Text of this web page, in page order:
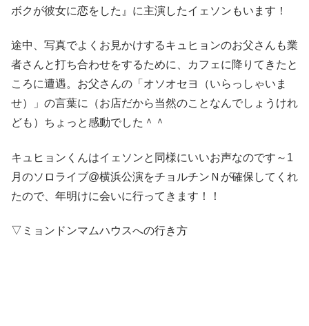
ボクが彼女に恋をした』に主演したイェソンもいます！
途中、写真でよくお見かけするキュヒョンのお父さんも業
者さんと打ち合わせをするために、カフェに降りてきたと
ころに遭遇。お父さんの「オソオセヨ（いらっしゃいま
せ）」の言葉に（お店だから当然のことなんでしょうけれ
ども）ちょっと感動でした＾＾
キュヒョンくんはイェソンと同様にいいお声なのです～1
月のソロライブ@横浜公演をチョルチンＮが確保してくれ
たので、年明けに会いに行ってきます！！
▽ミョンドンマムハウスへの行き方